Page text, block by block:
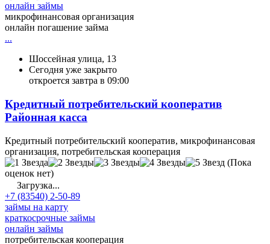
онлайн займы
микрофинансовая организация
онлайн погашение займа
...
Шоссейная улица, 13
Сегодня уже закрыто
откроется завтра в 09:00
Кредитный потребительский кооператив
Районная касса
Кредитный потребительский кооператив, микрофинансовая
организация, потребительская кооперация
(Пока
оценок нет)
Загрузка...
+7 (83540) 2-50-89
займы на карту
краткосрочные займы
онлайн займы
потребительская кооперация